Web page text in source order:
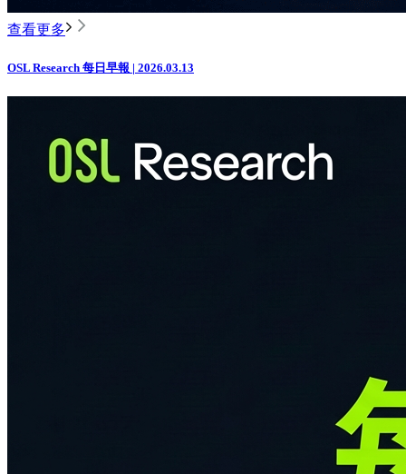
查看更多
OSL Research 每日早報 | 2026.03.13